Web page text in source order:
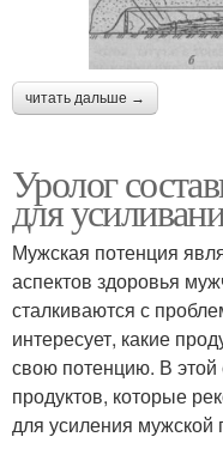
читать дальше →
Уролог
для
Мужская потенция
аспектов здоровья
сталкиваются с
интересует, какие
свою потенцию. В
продуктов, которые
для усиления мужской